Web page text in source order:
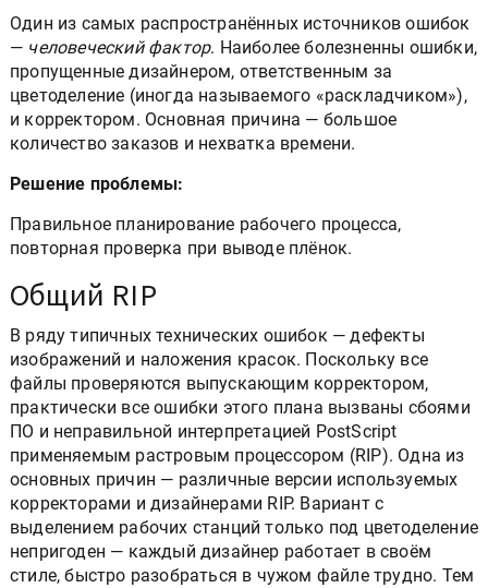
Один из самых распространённых источников ошибок
— человеческий фактор. Наиболее болезненны ошибки,
пропущенные дизайнером, ответственным за
цветоделение (иногда называемого «раскладчиком»),
и корректором. Основная причина — большое
количество заказов и нехватка времени.
Решение проблемы:
Правильное планирование рабочего процесса,
повторная проверка при выводе плёнок.
Общий RIP
В ряду типичных технических ошибок — дефекты
изображений и наложения красок. Поскольку все
файлы проверяются выпускающим корректором,
практически все ошибки этого плана вызваны сбоями
ПО и неправильной интерпретацией PostScript
применяемым растровым процессором (RIP). Одна из
основных причин — различные версии используемых
корректорами и дизайнерами RIP. Вариант с
выделением рабочих станций только под цветоделение
непригоден — каждый дизайнер работает в своём
стиле, быстро разобраться в чужом файле трудно. Тем